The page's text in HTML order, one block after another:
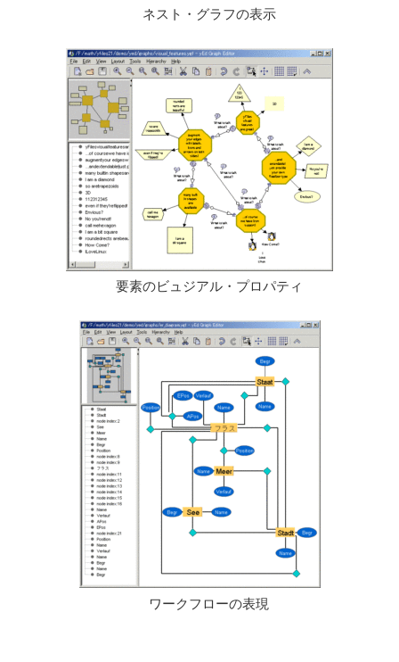
ネスト・グラフの表示
要素のビュジアル・プロパティ
ワークフローの表現